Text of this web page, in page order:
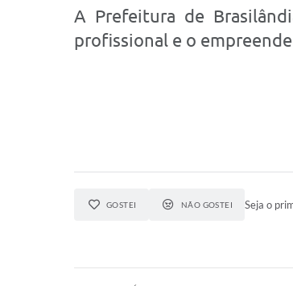
A Prefeitura de
profissional e o
GOSTEI NÃO GOSTEI Seja o